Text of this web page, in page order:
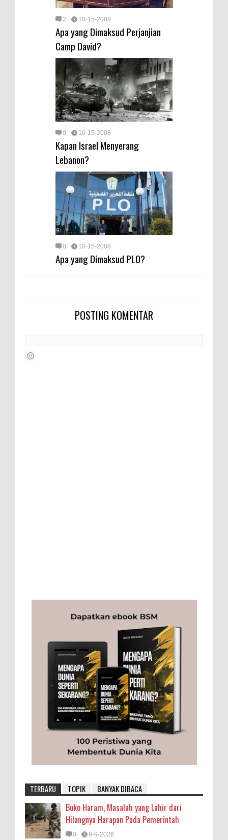
2 10-15-2008
Apa yang Dimaksud Perjanjian
Camp David?
0 10-15-2008
Kapan Israel Menyerang
Lebanon?
0 10-15-2008
Apa yang Dimaksud PLO?
POSTING KOMENTAR
TERBARU TOPIK BANYAK DIBACA
Boko Haram, Masalah yang Lahir dari
Hilangnya Harapan Pada Pemerintah
0 8-9-2026